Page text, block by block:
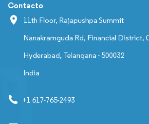
Contacto
11th Floor, Rajapushpa Summit
Nanakramguda Rd, Financial District,
Hyderabad, Telangana - 500032
India
+1 617-765-2493